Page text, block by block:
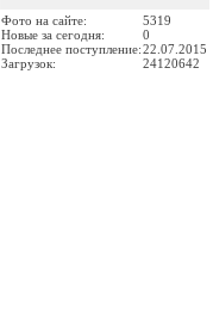
Фото на сайте:
5319
Новые за сегодня:
0
Последнее поступление:22.07.2015
Загрузок:
24120642